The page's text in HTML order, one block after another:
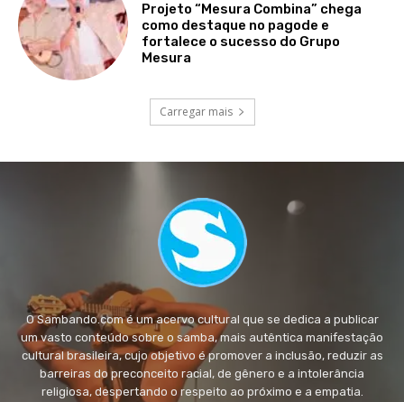
Projeto “Mesura Combina” chega
como destaque no pagode e
fortalece o sucesso do Grupo
Mesura
Carregar mais
O Sambando.com é um acervo cultural que se dedica a publicar
um vasto conteúdo sobre o samba, mais autêntica manifestação
cultural brasileira, cujo objetivo é promover a inclusão, reduzir as
barreiras do preconceito racial, de gênero e a intolerância
religiosa, despertando o respeito ao próximo e a empatia.